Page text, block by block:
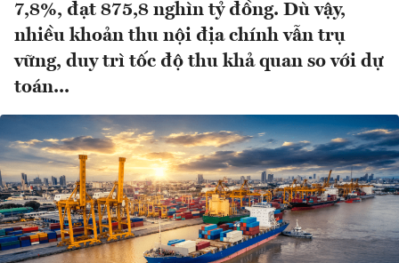
7,8%, đạt 875,8 nghìn tỷ đồng. Dù vậy,
nhiều khoản thu nội địa chính vẫn trụ
vững, duy trì tốc độ thu khả quan so với dự
toán...